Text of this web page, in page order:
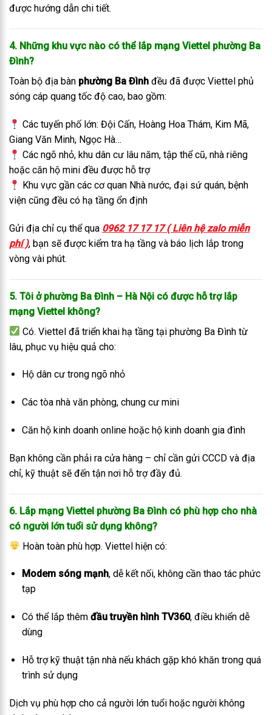
được hướng dẫn chi tiết.
4. Những khu vực nào có thể lắp mạng Viettel phường Ba
Đình?
Toàn bộ địa bàn phường Ba Đình đều đã được Viettel phủ
sóng cáp quang tốc độ cao, bao gồm:
Các tuyến phố lớn: Đội Cấn, Hoàng Hoa Thám, Kim Mã,
Giang Văn Minh, Ngọc Hà…
Các ngõ nhỏ, khu dân cư lâu năm, tập thể cũ, nhà riêng
hoặc căn hộ mini đều được hỗ trợ
Khu vực gần các cơ quan Nhà nước, đại sứ quán, bệnh
viện cũng đều có hạ tầng ổn định
Gửi địa chỉ cụ thể qua 0962 17 17 17 ( Liên hệ zalo miễn
phí ), bạn sẽ được kiểm tra hạ tầng và báo lịch lắp trong
vòng vài phút.
5. Tôi ở phường Ba Đình – Hà Nội có được hỗ trợ lắp
mạng Viettel không?
Có. Viettel đã triển khai hạ tầng tại phường Ba Đình từ
lâu, phục vụ hiệu quả cho:
Hộ dân cư trong ngõ nhỏ
Các tòa nhà văn phòng, chung cư mini
Căn hộ kinh doanh online hoặc hộ kinh doanh gia đình
Bạn không cần phải ra cửa hàng – chỉ cần gửi CCCD và địa
chỉ, kỹ thuật sẽ đến tận nơi hỗ trợ đầy đủ.
6. Lắp mạng Viettel phường Ba Đình có phù hợp cho nhà
có người lớn tuổi sử dụng không?
Hoàn toàn phù hợp. Viettel hiện có:
Modem sóng mạnh, dễ kết nối, không cần thao tác phức
tạp
Có thể lắp thêm đầu truyền hình TV360, điều khiển dễ
dùng
Hỗ trợ kỹ thuật tận nhà nếu khách gặp khó khăn trong quá
trình sử dụng
Dịch vụ phù hợp cho cả người lớn tuổi hoặc người không